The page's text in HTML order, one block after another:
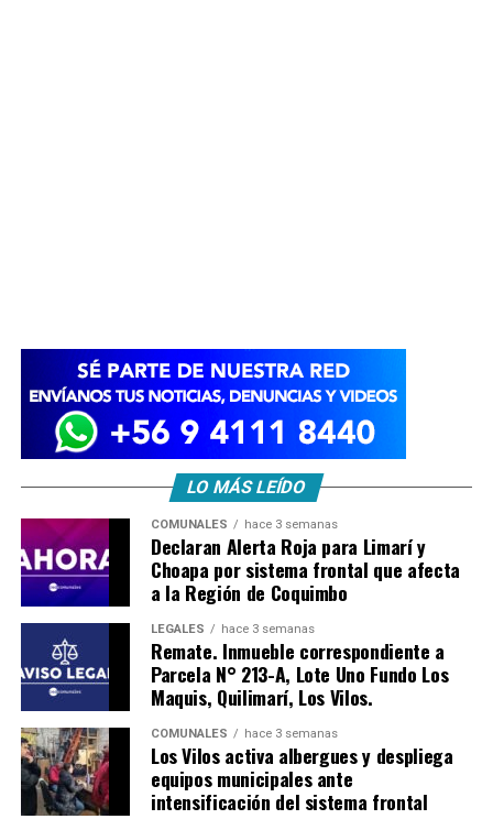
LO MÁS LEÍDO
COMUNALES hace 3 semanas
Declaran Alerta Roja para Limarí y
Choapa por sistema frontal que afecta
a la Región de Coquimbo
LEGALES hace 3 semanas
Remate. Inmueble correspondiente a
Parcela N° 213-A, Lote Uno Fundo Los
Maquis, Quilimarí, Los Vilos.
COMUNALES hace 3 semanas
Los Vilos activa albergues y despliega
equipos municipales ante
intensificación del sistema frontal